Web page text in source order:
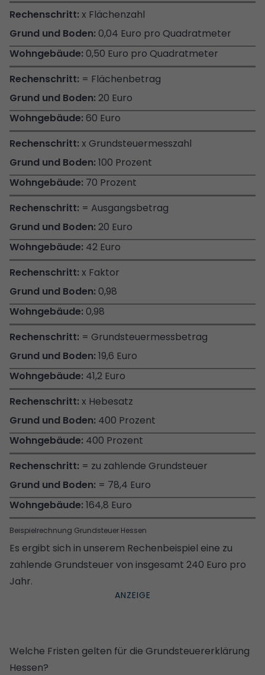
Beispielrechnung Grundsteuer Hessen
x Flächenzahl
0,04 Euro pro Quadratmeter
0,50 Euro pro Quadratmeter
= Flächenbetrag
20 Euro
60 Euro
x Grundsteuermesszahl
100 Prozent
70 Prozent
= Ausgangsbetrag
20 Euro
42 Euro
x Faktor
0,98
0,98
= Grundsteuermessbetrag
19,6 Euro
41,2 Euro
x Hebesatz
400 Prozent
400 Prozent
= zu zahlende Grundsteuer
= 78,4 Euro
164,8 Euro
Es ergibt sich in unserem Rechenbeispiel eine zu
zahlende Grundsteuer von insgesamt 240 Euro pro
Jahr.
Welche Fristen gelten für die Grundsteuererklärung
Hessen?